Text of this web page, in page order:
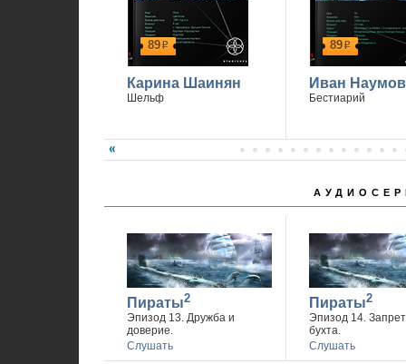
89р
Карина Шаинян
Шельф
89р
Иван Наумов
Бестиарий
Пираты2
Эпизод 13. Дружба и
доверие.
Слушать
Пираты2
Эпизод 14.
бухта.
Слушать